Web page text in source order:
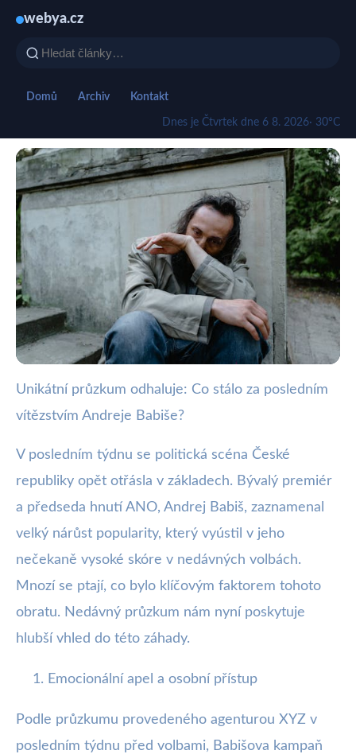
webya.cz
Domů Archiv Kontakt
Dnes je Čtvrtek dne 6 8. 2026· 30°C
webya.cz
Klíč k úspěchu Babiše? Emoce,
lokální řešení a sociální média!
9. 10. 2025 · 3 min čtení · Autor: Barbora Černá
Unikátní průzkum odhaluje: Co stálo za posledním
vítězstvím Andreje Babiše?
V posledním týdnu se politická scéna České
republiky opět otřásla v základech. Bývalý premiér
a předseda hnutí ANO, Andrej Babiš, zaznamenal
velký nárůst popularity, který vyústil v jeho
nečekaně vysoké skóre v nedávných volbách.
Mnozí se ptají, co bylo klíčovým faktorem tohoto
obratu. Nedávný průzkum nám nyní poskytuje
hlubší vhled do této záhady.
Emocionální apel a osobní přístup
Podle průzkumu provedeného agenturou XYZ v
posledním týdnu před volbami, Babišova kampaň